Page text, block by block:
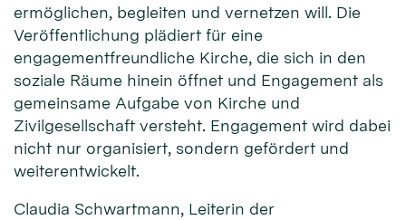
ermöglichen, begleiten und vernetzen will. Die
Veröffentlichung plädiert für eine
engagementfreundliche Kirche, die sich in den
soziale Räume hinein öffnet und Engagement als
gemeinsame Aufgabe von Kirche und
Zivilgesellschaft versteht. Engagement wird dabei
nicht nur organisiert, sondern gefördert und
weiterentwickelt.
Claudia Schwartmann, Leiterin der